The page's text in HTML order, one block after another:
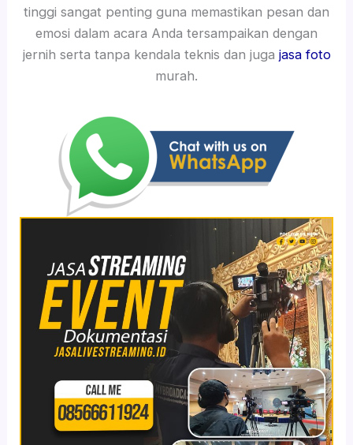
tinggi sangat penting guna memastikan pesan dan
emosi dalam acara Anda tersampaikan dengan
jernih serta tanpa kendala teknis dan juga jasa foto
murah.